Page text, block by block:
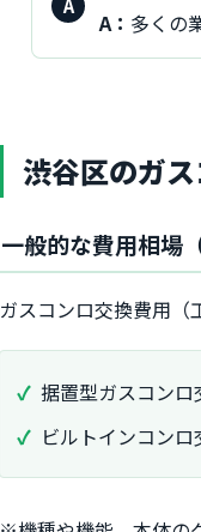
答：
A： 多くの
渋谷区のガ
一般的な費用相場
ガスコンロ交換費用（
据置型ガスコンロ
ビルトインコンロ